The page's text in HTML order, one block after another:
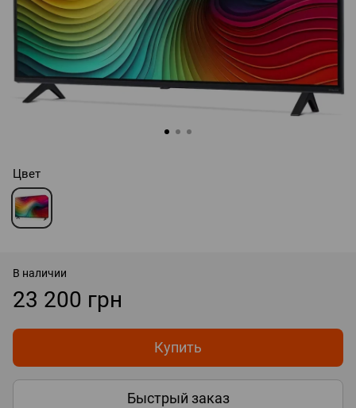
Цвет
В наличии
23 200 грн
Купить
Быстрый заказ